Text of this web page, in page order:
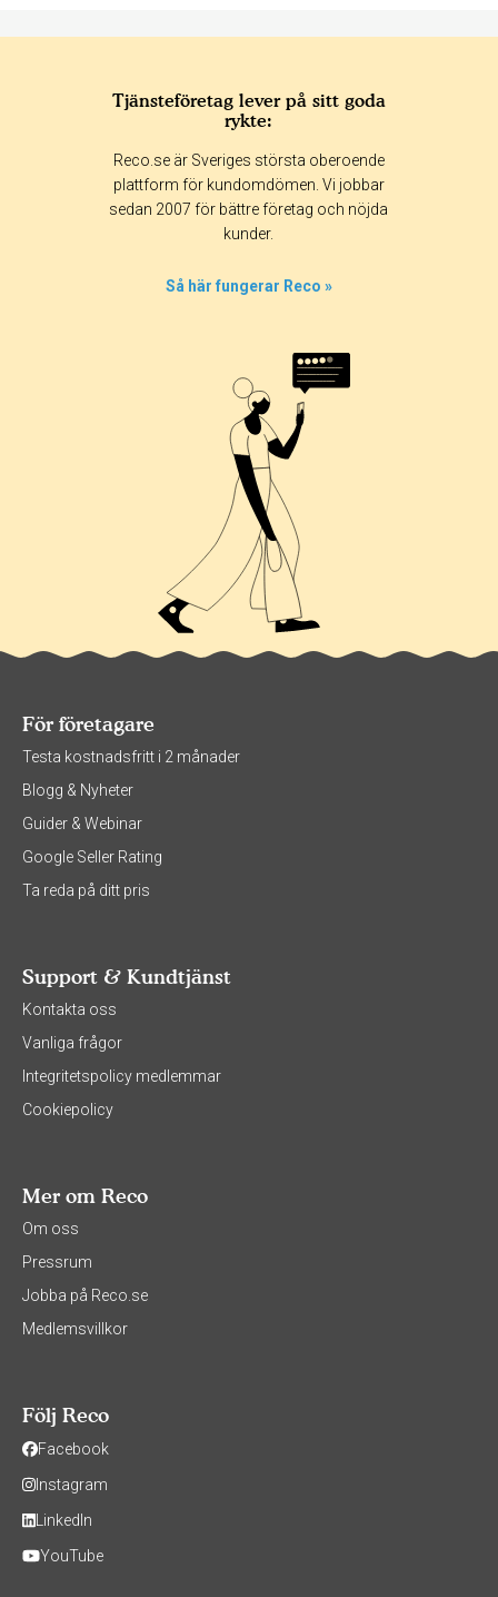
365 dagar 90 dagar
30 dagar
Tjänsteföretag lever på sitt goda
rykte:
Reco.se är Sveriges största oberoende
plattform för kundomdömen. Vi jobbar
sedan 2007 för bättre företag och nöjda
kunder.
Så här fungerar Reco »
För företagare
Testa kostnadsfritt i 2 månader
Blogg & Nyheter
Guider & Webinar
Google Seller Rating
Ta reda på ditt pris
Support & Kundtjänst
Kontakta oss
Vanliga frågor
Integritetspolicy medlemmar
Cookiepolicy
Mer om Reco
Om oss
Pressrum
Jobba på Reco.se
Medlemsvillkor
Följ Reco
Facebook
Instagram
LinkedIn
YouTube